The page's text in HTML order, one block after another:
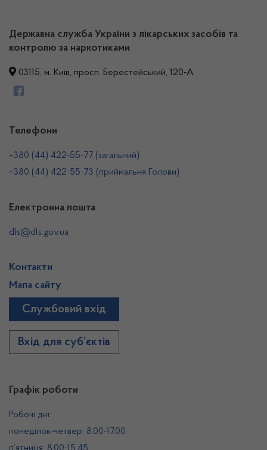
Державна служба України з лікарських засобів та
контролю за наркотиками
03115, м. Київ, просп. Берестейський, 120-А
Графік роботи
Робочі дні:
понеділок-четвер: 8.00-17.00
Телефони
+380 (44) 422-55-77 (загальний)
+380 (44) 422-55-73 (приймальня Голови)
Електронна пошта
dls@dls.gov.ua
Контакти
Мапа сайту
Службовий вхід
Вхід для суб’єктів